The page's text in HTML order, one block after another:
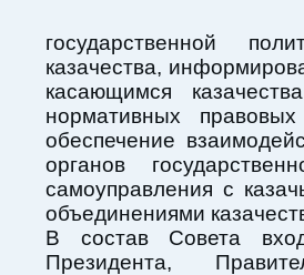
государственной
казачества,
касающимся
нормативных
обеспечение
органов
самоуправления с
объединениями
В состав Совета
Президента,